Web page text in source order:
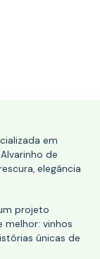
em
de
elegância
projeto
melhor: vinhos
únicas de